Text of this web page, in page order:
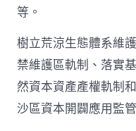
等。
樹立荒涼生態體系維
禁維護區軌制、落實
然資本資產產權軌制
沙區資本開闢應用監